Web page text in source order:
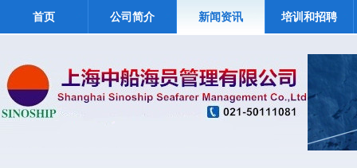
首页 公司简介 新闻资讯 培训和招聘